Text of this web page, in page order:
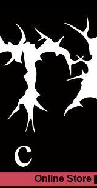
Online Store